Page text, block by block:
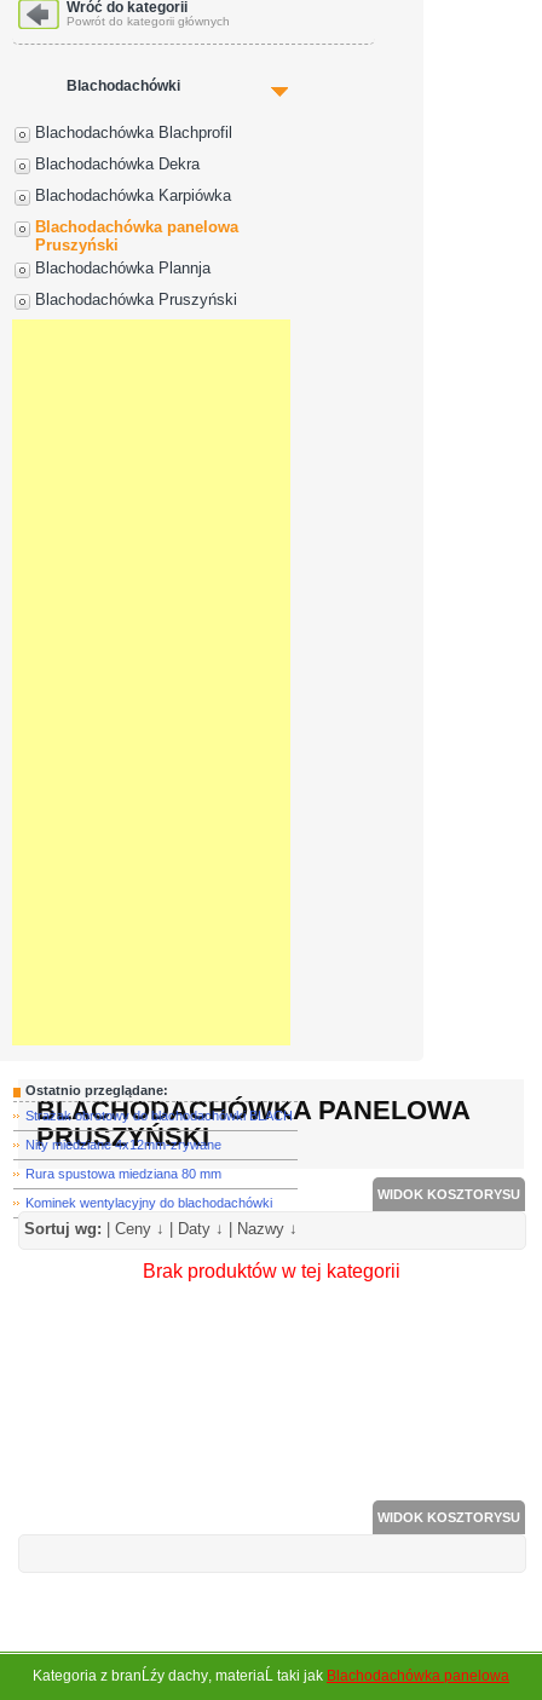
Wróć do kategorii
Powrót do kategorii głównych
Blachodachówki
Blachodachówka Blachprofil
Blachodachówka Dekra
Blachodachówka Karpiówka
Blachodachówka panelowa
Pruszyński
Blachodachówka Plannja
Blachodachówka Pruszyński
Ostatnio przeglądane:
Strażak obrotowy do blachodachówki BLACH
Nity miedziane 4x12mm-zrywane
Rura spustowa miedziana 80 mm
Kominek wentylacyjny do blachodachówki
BLACHODACHÓWKA PANELOWA
PRUSZYŃSKI
WIDOK KOSZTORYSU
Sortuj wg: |Ceny ↓ Daty ↓ Nazwy ↓
Brak produktów w tej kategorii
WIDOK KOSZTORYSU
Kategoria z branĹźy dachy, materiaĹ taki jak Blachodachówka panelowa